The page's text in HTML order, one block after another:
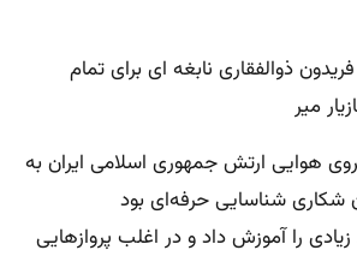
ذوالفقاری نابغه ای برای تمام
میر
هوایی ارتش جمهوری اسلامی ایران به
شكاری شناسایی حرفه‌ای بود
را آموزش داد و در اغلب پروازهایی